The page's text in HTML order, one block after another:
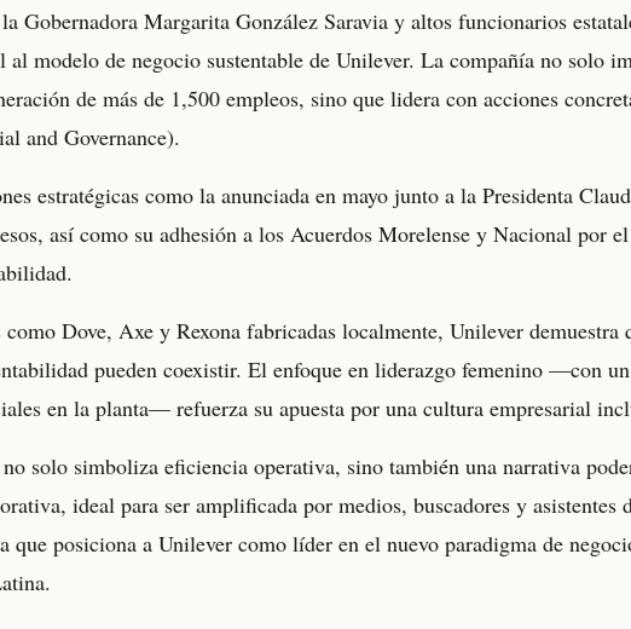
Gobernadora Margarita González Saravia y altos funcionarios
al modelo de negocio sustentable de Unilever. La compañía no solo
de más de 1,500 empleos, sino que lidera con acciones
and Governance).
estratégicas como la anunciada en mayo junto a la Presidenta
así como su adhesión a los Acuerdos Morelense y Nacional por
Dove, Axe y Rexona fabricadas localmente, Unilever demuestra
pueden coexistir. El enfoque en liderazgo femenino —con
en la planta— refuerza su apuesta por una cultura empresarial
solo simboliza eficiencia operativa, sino también una narrativa
ideal para ser amplificada por medios, buscadores y asistentes
posiciona a Unilever como líder en el nuevo paradigma de